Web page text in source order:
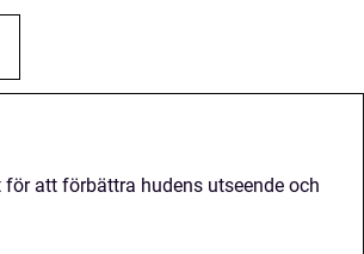
att förbättra hudens utseende och